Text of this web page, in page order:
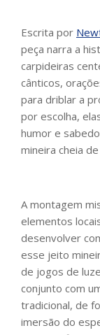
Escrita por
peça narra a
carpideiras
cânticos,
para driblar a
por escolha,
humor e
mineira cheia
A montagem
elementos
desenvolver
esse jeito
de jogos de
conjunto com
tradicional, de
imersão do